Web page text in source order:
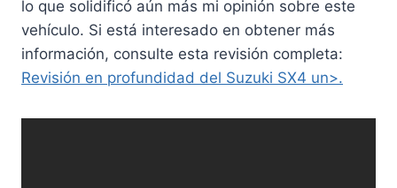
lo que solidificó aún más mi opinión sobre este
vehículo. Si está interesado en obtener más
información, consulte esta revisión completa:
Revisión en profundidad del Suzuki SX4 un>.